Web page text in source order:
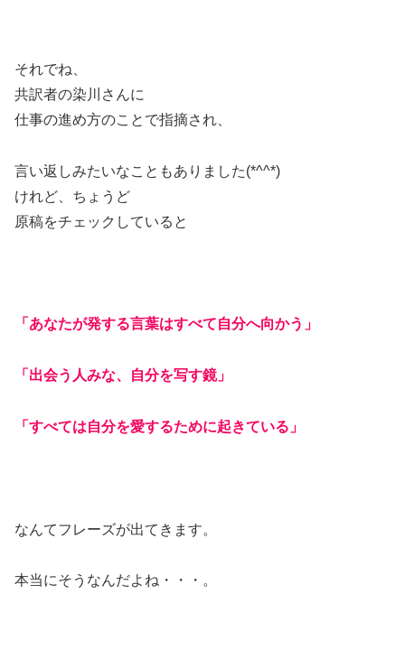
それでね、
共訳者の染川さんに
仕事の進め方のことで指摘され、
言い返しみたいなこともありました(*^^*)
けれど、ちょうど
原稿をチェックしていると
「あなたが発する言葉はすべて自分へ向かう」
「出会う人みな、自分を写す鏡」
「すべては自分を愛するために起きている」
なんてフレーズが出てきます。
本当にそうなんだよね・・・。